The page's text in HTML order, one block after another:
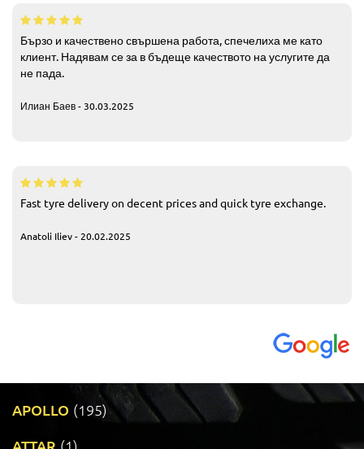
Бързо и качествено свършена работа, спечелиха ме като
клиент. Надявам се за в бъдеще качеството на услугите да
не пада.
Илиан Баев - 30.03.2025
Fast tyre delivery on decent prices and quick tyre exchange.
Anatoli Iliev - 20.02.2025
APOLLO (195)